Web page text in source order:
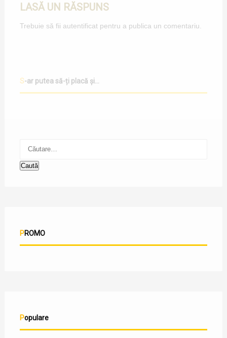
LASĂ UN RĂSPUNS
Trebuie să fii autentificatpentru a publica un comentariu.
S-ar putea să-ți placă și...
PROMO
Populare